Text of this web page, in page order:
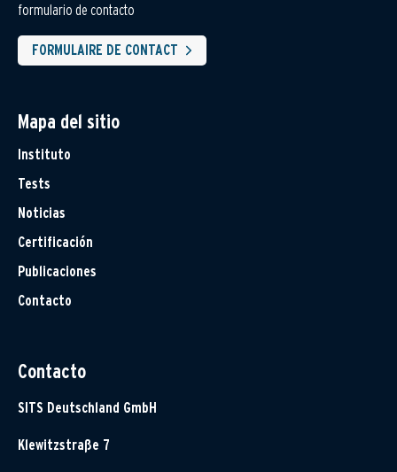
formulario de contacto
FORMULAIRE DE CONTACT
Mapa del sitio
Instituto
Tests
Noticias
Certificación
Publicaciones
Contacto
Contacto
SITS Deutschland GmbH
Klewitzstraße 7